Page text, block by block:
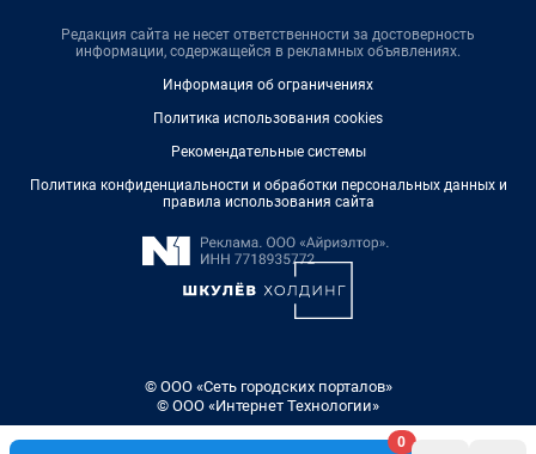
0
Редакция сайта не несет ответственности за достоверность
информации, содержащейся в рекламных объявлениях.
Информация об ограничениях
Политика использования cookies
Рекомендательные системы
Политика конфиденциальности и обработки персональных данных и
правила использования сайта
© ООО «Сеть городских порталов»
© ООО «Интернет Технологии»